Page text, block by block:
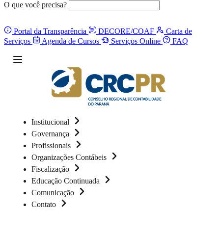
O que você precisa?
Portal da Transparência DECORE/COAF
Carta de
Serviços
Agenda de Cursos Serviços Online FAQ
Institucional
Governança
Profissionais
Organizações Contábeis
Fiscalização
Educação Continuada
Comunicação
Contato